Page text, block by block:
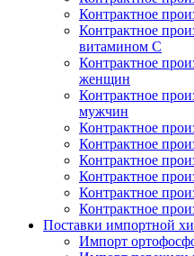
Контрактное
Контрактное
витамином С
Контрактное
женщин
Контрактное
мужчин
Контрактное
Контрактное
Контрактное
Контрактное
Контрактное
Контрактное
Поставки импортной
Импорт